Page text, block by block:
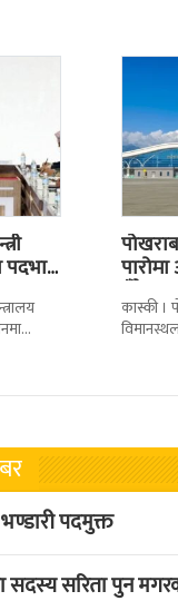
पदभार पारोमा
हुँदै
कास्की ।
लागेको हो
पदमुक्त
सदस्य सरिता पुन